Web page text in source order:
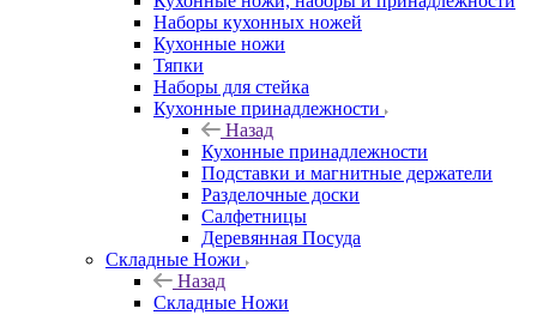
Наборы кухонных ножей
Кухонные ножи
Тяпки
Наборы для стейка
Кухонные принадлежности
Назад
Кухонные принадлежности
Подставки и магнитные держатели
Разделочные доски
Салфетницы
Деревянная Посуда
Складные Ножи
Назад
Складные Ножи